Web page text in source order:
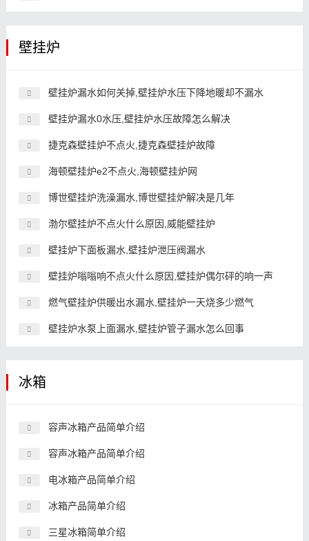
壁挂炉
壁挂炉漏水如何关掉,壁挂炉水压下降地暖却不漏水
壁挂炉漏水0水压,壁挂炉水压故障怎么解决
捷克森壁挂炉不点火,捷克森壁挂炉故障
海顿壁挂炉e2不点火,海顿壁挂炉网
博世壁挂炉洗澡漏水,博世壁挂炉解决是几年
渤尔壁挂炉不点火什么原因,威能壁挂炉
壁挂炉下面板漏水,壁挂炉泄压阀漏水
壁挂炉嗡嗡响不点火什么原因,壁挂炉偶尔砰的响一声
燃气壁挂炉供暖出水漏水,壁挂炉一天烧多少燃气
壁挂炉水泵上面漏水,壁挂炉管子漏水怎么回事
冰箱
容声冰箱产品简单介绍
容声冰箱产品简单介绍
电冰箱产品简单介绍
冰箱产品简单介绍
三星冰箱简单介绍